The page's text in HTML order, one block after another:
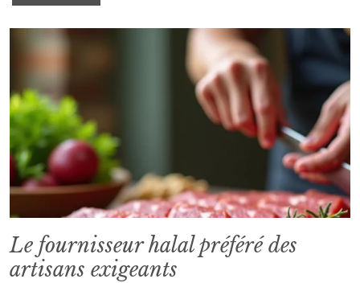
Le fournisseur halal préféré des
artisans exigeants